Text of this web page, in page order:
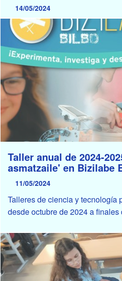
14/05/2024
Taller anual de 2024-
asmatzaile' en Bizilabe
11/05/2024
Talleres de ciencia y tecnología
desde octubre de 2024 a finales